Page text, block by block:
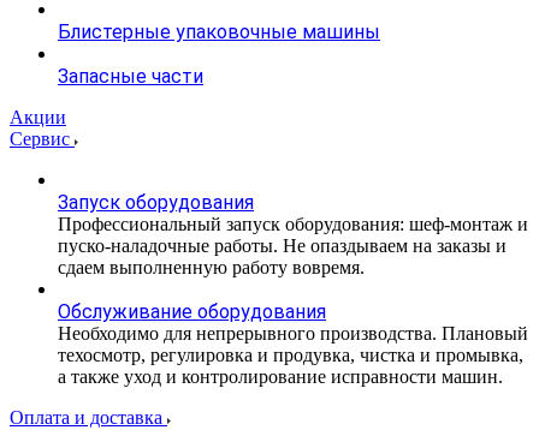
Блистерные упаковочные машины
Запасные части
Акции
Сервис
Запуск оборудования
Профессиональный запуск оборудования: шеф-монтаж и
пуско-наладочные работы. Не опаздываем на заказы и
сдаем выполненную работу вовремя.
Обслуживание оборудования
Необходимо для непрерывного производства. Плановый
техосмотр, регулировка и продувка, чистка и промывка,
а также уход и контролирование исправности машин.
Оплата и доставка